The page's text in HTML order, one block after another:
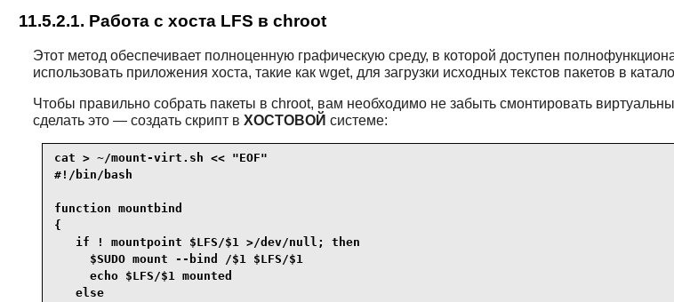
11.5.2.1. Работа с хоста LFS в chroot
Этот метод обеспечивает полноценную графическую среду, в которой доступен
использовать приложения хоста, такие как wget, для загрузки исходных текстов пакетов в
Чтобы правильно собрать пакеты в chroot, вам необходимо не забыть смонтировать
сделать это — создать скрипт в ХОСТОВОЙ системе:
cat > ~/mount-virt.sh << "EOF"
#!/bin/bash
function mountbind
{
   if ! mountpoint $LFS/$1 >/dev/null; then
     $SUDO mount --bind /$1 $LFS/$1
     echo $LFS/$1 mounted
   else